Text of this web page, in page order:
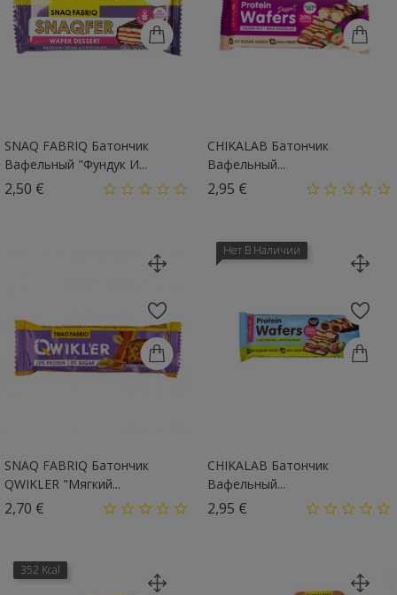
SNAQ FABRIQ Батончик
Вафельный "Фундук И...
2,50 €
CHIKALAB Батончик
Вафельный...
2,95 €
SNAQ FABRIQ Батончик
QWIKLER "Мягкий...
2,70 €
Нет В Наличии
CHIKALAB Батончик
Вафельный...
2,95 €
352 Kcal